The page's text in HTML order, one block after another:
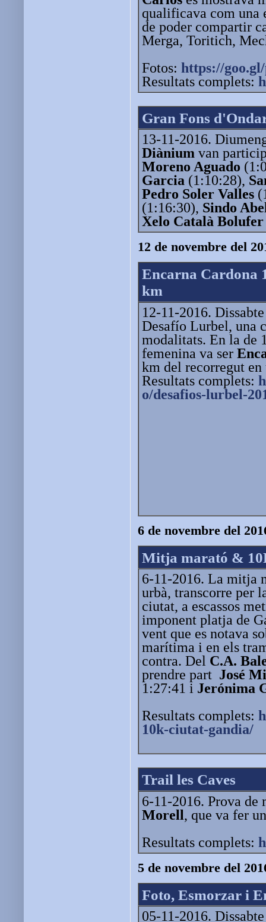
qualificava com una
de poder compartir
Merga, Toritich,
Fotos: https://
Resultats complets:
Gran Fons
13-11-2016.
Diànium van
Moreno Aguado
Garcia (1:10:28),
Pedro Soler Valles
(1:16:30), Sindo
Xelo Català Bolufer
12 de novembre del
Encarna Cardona
km
12-11-2016.
Desafío Lurbel, una
modalitats. En la de
femenina va ser
km del recorregut
Resultats complets:
o/desafios-lurbel-
6 de novembre del
Mitja marató &
6-11-2016. La mitja
urbà, transcorre per
ciutat, a escassos
imponent platja de
vent que es notava
marítima i en els
contra. Del C.A.
prendre part José
1:27:41 i Jerónima
Resultats complets:
10k-ciutat-gandia/
Trail les Caves
6-11-2016. Prova
Morell, que va fer
Resultats complets:
5 de novembre del
Foto, Esmorzar i
05-11-2016.